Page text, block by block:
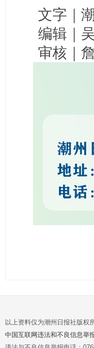
文字｜
编辑｜
审核｜
以上资料仅为潮州日报社版权
中国互联网违法和不良信息举